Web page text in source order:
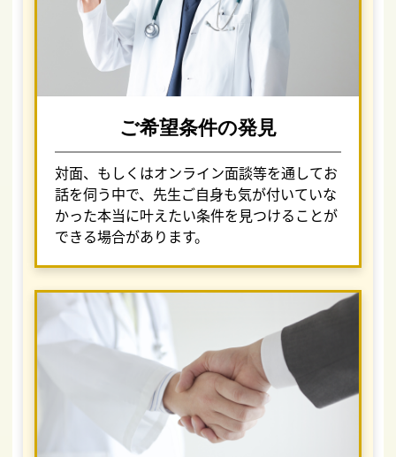
ご希望条件の発見
対面、もしくはオンライン面談等を通してお
話を伺う中で、先生ご自身も気が付いていな
かった本当に叶えたい条件を見つけることが
できる場合があります。